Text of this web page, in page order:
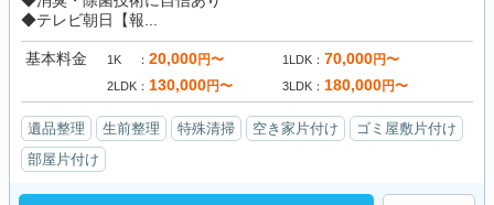
◆テレビ朝日【報...
基本料金 1K 20,000円〜 1LDK 70,000円〜
2LDK 130,000円〜 3LDK 180,000円〜
遺品整理 生前整理 特殊清掃 空き家片付け
ゴミ屋敷片付け
部屋片付け